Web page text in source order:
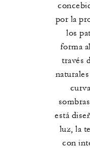
por la
los
forma
través
está
luz, la
con